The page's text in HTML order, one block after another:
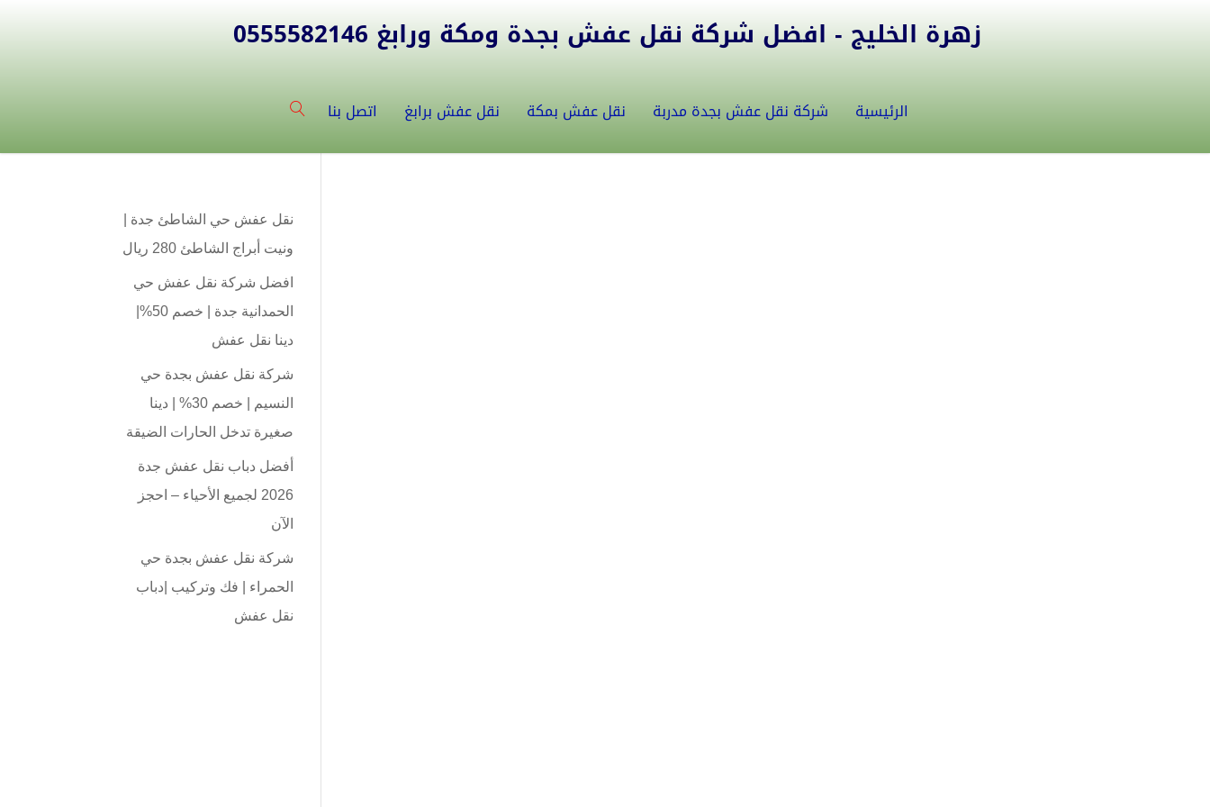
زهرة الخليج - افضل شركة نقل عفش بجدة ومكة ورابغ 0555582146
الرئيسية شركة نقل عفش بجدة مدربة نقل عفش بمكة نقل عفش برابغ اتصل بنا
نقل عفش حي الشاطئ جدة |
ونيت أبراج الشاطئ 280 ريال
افضل شركة نقل عفش حي
الحمدانية جدة | خصم 50%|
دينا نقل عفش
شركة نقل عفش بجدة حي
النسيم | خصم 30% | دينا
صغيرة تدخل الحارات الضيقة
أفضل دباب نقل عفش جدة
2026 لجميع الأحياء – احجز
الآن
شركة نقل عفش بجدة حي
الحمراء | فك وتركيب |دباب
نقل عفش